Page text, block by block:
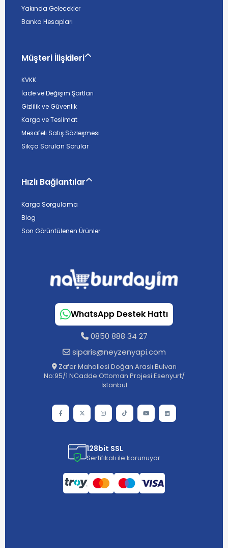
Yakında Gelecekler
Banka Hesapları
Müşteri İlişkileri
KVKK
İade ve Değişim Şartları
Gizlilik ve Güvenlik
Kargo ve Teslimat
Mesafeli Satış Sözleşmesi
Sıkça Sorulan Sorular
Hızlı Bağlantılar
Kargo Sorgulama
Blog
Son Görüntülenen Ürünler
WhatsApp Destek Hattı
0850 888 34 27
siparis@neyzenyapi.com
Zafer Mahallesi Doğan Araslı Bulvarı
No:95/1 NCadde Ottoman Projesi Esenyurt/
İstanbul
128bit SSL
Sertifikalı ile korunuyor